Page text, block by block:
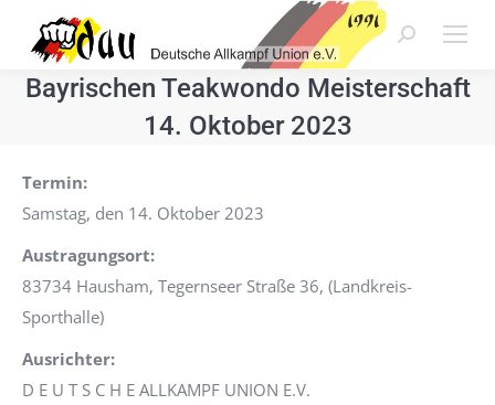
Search:
Bayrischen Teakwondo Meisterschaft
14. Oktober 2023
Termin:
Samstag, den 14. Oktober 2023
Austragungsort:
83734 Hausham, Tegernseer Straße 36, (Landkreis-
Sporthalle)
Ausrichter:
D E U T S C H E ALLKAMPF UNION E.V.